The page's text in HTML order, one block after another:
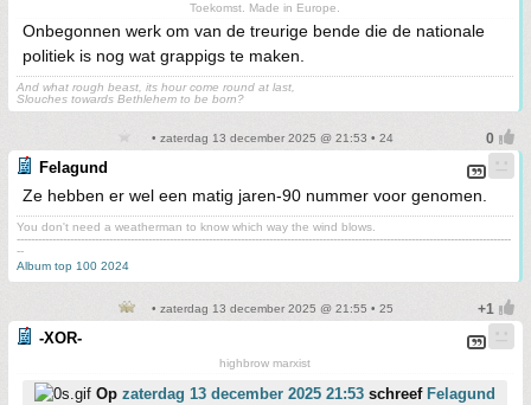
Toekomst. Made in Europe.
Onbegonnen werk om van de treurige bende die de nationale
politiek is nog wat grappigs te maken.
And what rough beast, its hour come round at last,
Slouches towards Bethlehem to be born?
• zaterdag 13 december 2025 @ 21:53 • 24
Felagund
Ze hebben er wel een matig jaren-90 nummer voor genomen.
You don't need a weatherman to know which way the wind blows.
-------------------------------------------------------------------------------------------------------------------------------------------
--
Album top 100 2024
• zaterdag 13 december 2025 @ 21:55 • 25
-XOR-
highbrow marxist
Op zaterdag 13 december 2025 21:53 schreef Felagund